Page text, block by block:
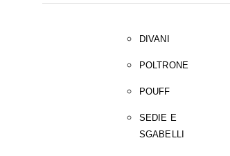
DIVANI
POLTRONE
POUFF
SEDIE E
SGABELLI